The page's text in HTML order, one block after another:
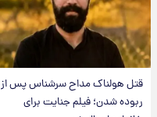
قتل هولناک مداح سرشناس پس از
ربوده شدن؛ فیلم جنایت برای